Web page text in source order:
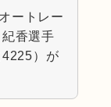
ートレー
香選手
）が